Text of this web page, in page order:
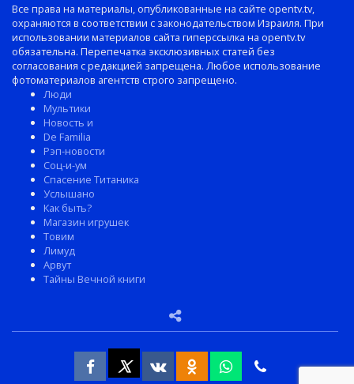
Все права на материалы, опубликованные на сайте opentv.tv,
охраняются в соответствии с законодательством Израиля. При
использовании материалов сайта гиперссылка на opentv.tv
обязательна. Перепечатка эксклюзивных статей без
согласования с редакцией запрещена. Любое использование
фотоматериалов агентств строго запрещено.
Люди
Мультики
Новость и
De Familia
Рэп-новости
Соц-и-ум
Спасение Титаника
Услышано
Как быть?
Магазин игрушек
Товим
Лимуд
Арвут
Тайны Вечной книги